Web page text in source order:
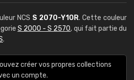
NCS S 2070-Y10R. Cette couleur
S 2000 - S 2570, qui fait partie du
.
créer vos propres collections
un compte.